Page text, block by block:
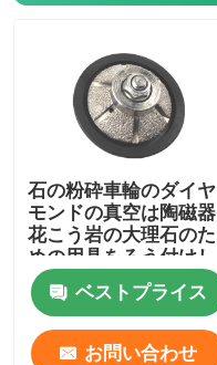
石の粉砕車輪のダイヤ
モンドの真空は陶磁器
花こう岩の大理石のた
めの用具をろう付けし
た
ベストプライス
お問い合わせ